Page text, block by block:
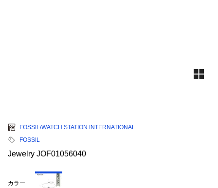
FOSSIL/WATCH STATION INTERNATIONAL
FOSSIL
Jewelry JOF01056040
カラー